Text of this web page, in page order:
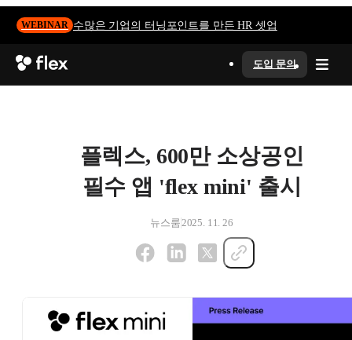
WEBINAR 수많은 기업의 터닝포인트를 만든 HR 셋업
도입 문의
플렉스, 600만 소상공인
필수 앱 'flex mini' 출시
뉴스룸 2025. 11. 26